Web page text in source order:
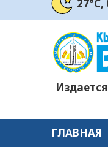
27°C,
ГЛАВНАЯ